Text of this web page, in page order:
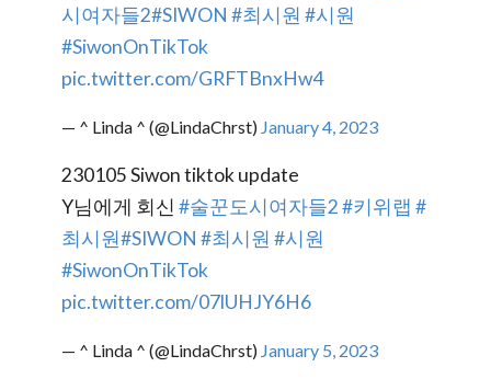
시여자들2#SIWON #최시원 #시원
#SiwonOnTikTok
pic.twitter.com/GRFTBnxHw4
— ^ Linda ^ (@LindaChrst) January 4, 2023
230105 Siwon tiktok update
Y님에게 회신 #술꾼도시여자들2#키위랩 #
최시원#SIWON #최시원 #시원
#SiwonOnTikTok
pic.twitter.com/07lUHJY6H6
— ^ Linda ^ (@LindaChrst) January 5, 2023